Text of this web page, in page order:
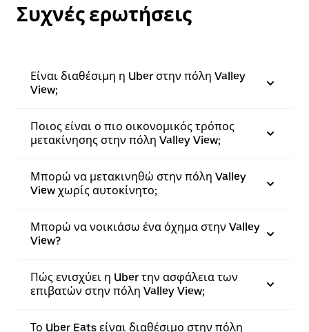
Συχνές ερωτήσεις
Είναι διαθέσιμη η Uber στην πόλη Valley
View;
Ποιος είναι ο πιο οικονομικός τρόπος
μετακίνησης στην πόλη Valley View;
Μπορώ να μετακινηθώ στην πόλη Valley
View χωρίς αυτοκίνητο;
Μπορώ να νοικιάσω ένα όχημα στην Valley
View?
Πώς ενισχύει η Uber την ασφάλεια των
επιβατών στην πόλη Valley View;
Το Uber Eats είναι διαθέσιμο στην πόλη